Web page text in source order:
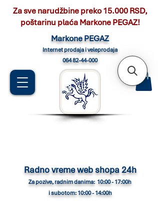
Markone PEGAZ
Internet prodaja i veleprodaja
064 82-44-000
Radno vreme web shopa 24h
Za pozive, radnim danima: 10:00 - 17:00h
i subotom: 10:00 - 14:00h
Za sve narudžbine preko 15.000 RSD,
poštarinu plaća Markone PEGAZ!